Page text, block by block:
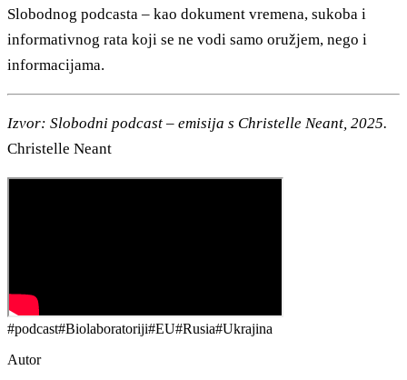
Slobodnog podcasta – kao dokument vremena, sukoba i
informativnog rata koji se ne vodi samo oružjem, nego i
informacijama.
Izvor: Slobodni podcast – emisija s Christelle Neant, 2025.
Christelle Neant
#podcast#Biolaboratoriji#EU#Rusia#Ukrajina
Autor